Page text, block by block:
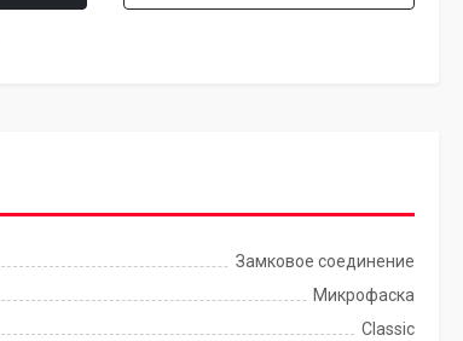
Замковое соединение
Микрофаска
Classic